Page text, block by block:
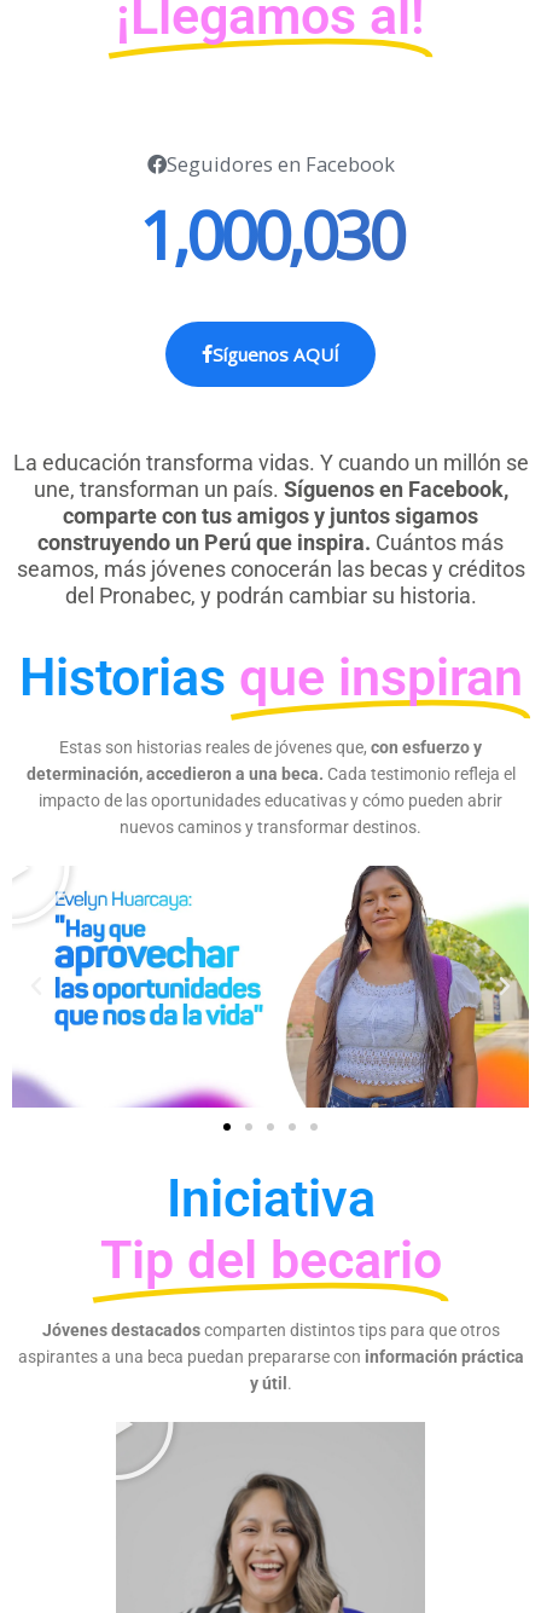
¡Llegamos al!
Seguidores en Facebook
1,000,030
Síguenos AQUÍ
La educación transforma vidas. Y cuando un millón se
une, transforman un país. Síguenos en Facebook,
comparte con tus amigos y juntos sigamos
construyendo un Perú que inspira. Cuántos más
seamos, más jóvenes conocerán las becas y créditos
del Pronabec, y podrán cambiar su historia.
Historias que inspiran
Estas son historias reales de jóvenes que, con esfuerzo y
determinación, accedieron a una beca. Cada testimonio refleja el
impacto de las oportunidades educativas y cómo pueden abrir
nuevos caminos y transformar destinos.
y
Iniciativa
Tip del becario
Jóvenes destacadoscomparten distintos tips para que otros
aspirantes a una beca puedan prepararse con información práctica
y útil .
a